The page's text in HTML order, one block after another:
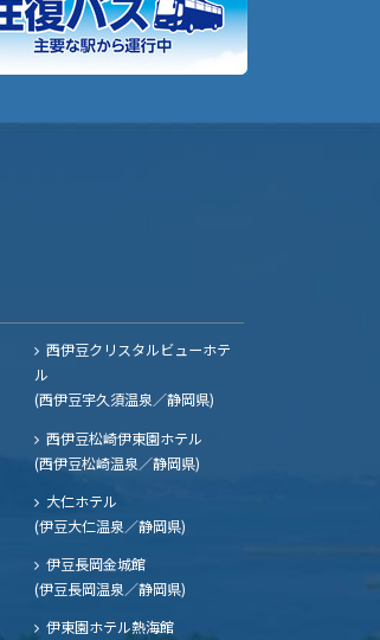
西伊豆クリスタルビューホテ
ル
(西伊豆宇久須温泉／静岡県)
西伊豆松崎伊東園ホテル
(西伊豆松崎温泉／静岡県)
大仁ホテル
(伊豆大仁温泉／静岡県)
伊豆長岡金城館
(伊豆長岡温泉／静岡県)
伊東園ホテル熱海館